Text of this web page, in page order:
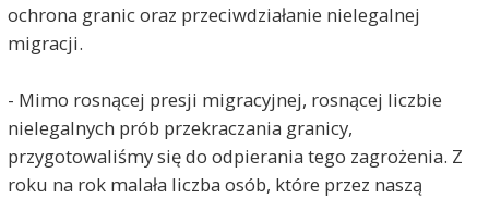
ochrona granic oraz przeciwdziałanie nielegalnej
migracji.
- Mimo rosnącej presji migracyjnej, rosnącej liczbie
nielegalnych prób przekraczania granicy,
przygotowaliśmy się do odpierania tego zagrożenia. Z
roku na rok malała liczba osób, które przez naszą